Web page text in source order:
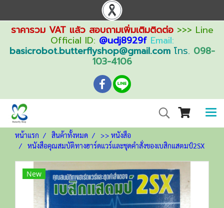
ราคารวม VAT แล้ว สอบถามเพิ่มเติมติดต่อ>>> Line
Official ID: @udj8929f Email:
basicrobot.butterflyshop@gmail.comโทร. 098-
103-4106
หน้าแรก สินค้าทั้งหมด
>> หนังสือ
หนังสือคุณสมบัติทางฮาร์ดแวร์และชุดคำสั่งของเบสิกแสตมป์2SX
New